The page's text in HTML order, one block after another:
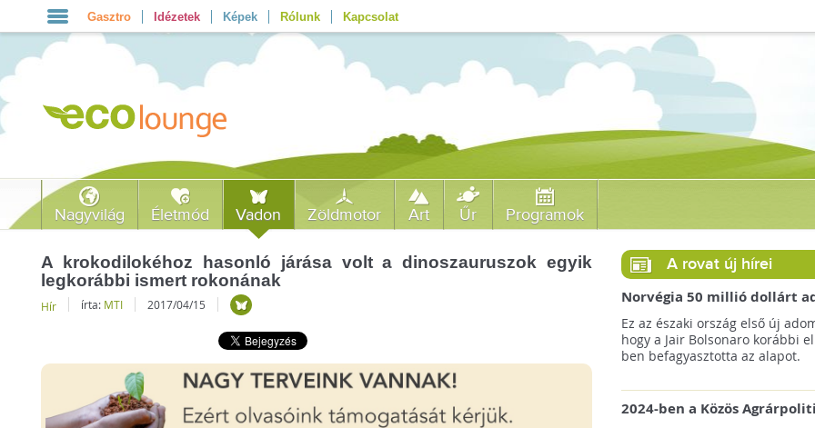
Gasztro Idézetek Képek Rólunk Kapcsolat
Nagyvilág Életmód Vadon Zöldmotor Art Űr Programok
A krokodilokéhoz hasonló járása volt a dinoszauruszok egyik
legkorábbi ismert rokonának
Hír írta: MTI 2017/04/15
A rovat új hírei
Norvégia 50 millió dollárt
a brazil Amazonas-alapnak a
erdőirtás miatt
Ez az északi ország első új
hogy a Jair Bolsonaro korábbi
ben befagyasztotta az alapot.
2024-ben a Közös